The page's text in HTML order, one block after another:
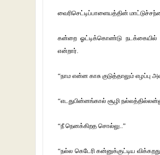
வைரிசெட்டிப்பாளையத்தின்
கன்றை ஓட்டிக்கொண்டு நடக்கையில்
என்றார்.
“நாம என்ன காசு குடுத்தாலும் எழப்பு
“எடதுபின்னங்கால் சூழி
“நீ நெனக்கிறத சொல்லு..”
“நல்ல கெடேரி கன்னுக்குட்டிய